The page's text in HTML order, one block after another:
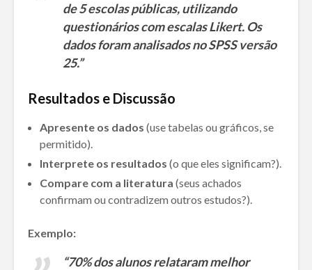
de 5 escolas públicas, utilizando
questionários com escalas Likert. Os
dados foram analisados no SPSS versão
25.”
Resultados e Discussão
Apresente os dados (use tabelas ou gráficos, se
permitido).
Interprete os resultados (o que eles significam?).
Compare com a literatura (seus achados
confirmam ou contradizem outros estudos?).
Exemplo:
“70% dos alunos relataram melhor